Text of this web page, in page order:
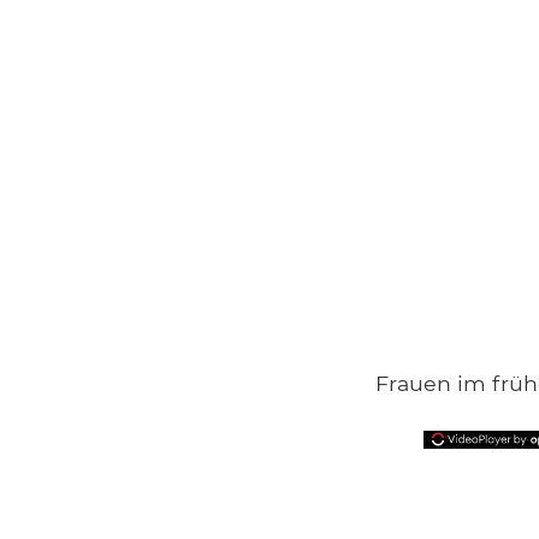
Frauen im